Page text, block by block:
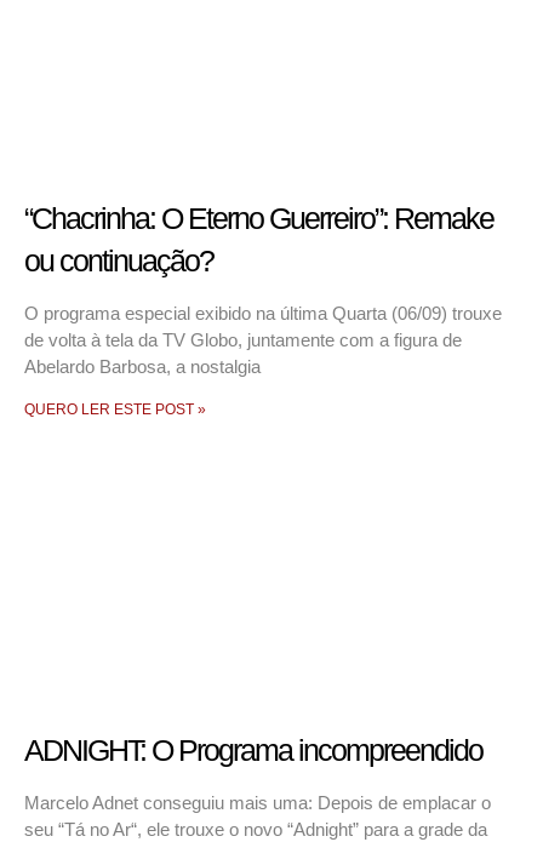
“Chacrinha: O Eterno Guerreiro”: Remake
ou continuação?
O programa especial exibido na última Quarta (06/09) trouxe
de volta à tela da TV Globo, juntamente com a figura de
Abelardo Barbosa, a nostalgia
QUERO LER ESTE POST »
ADNIGHT: O Programa incompreendido
Marcelo Adnet conseguiu mais uma: Depois de emplacar o
seu “Tá no Ar“, ele trouxe o novo “Adnight” para a grade da